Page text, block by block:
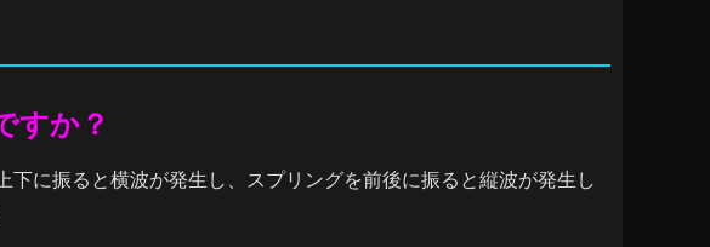
すか？
に振ると横波が発生し、スプリングを前後に振ると縦波が発生し